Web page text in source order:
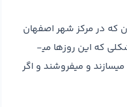
که در مرکز شهر اصفهان
ساخته شده و یادگاری از دوران تیموریان است، در دوران صفویه گسترش و توسعه یافت و به شکلی که این روزها می­
و می­فروشند و اگر